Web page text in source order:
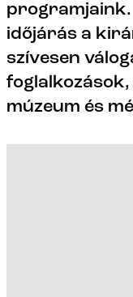
programjaink.
időjárás a
szívesen
foglalkozások,
múzeum és